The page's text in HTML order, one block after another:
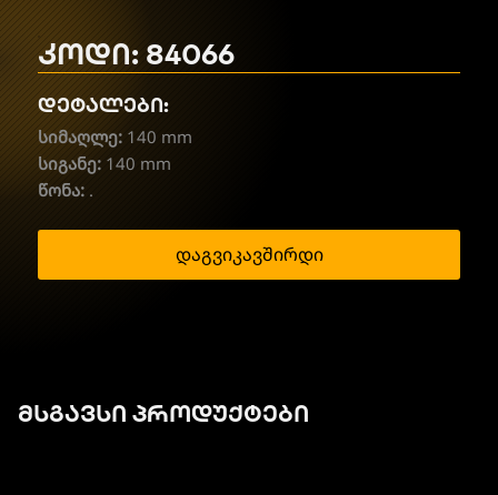
კოდი: 84066
დეტალები:
სიმაღლე: 140 mm
სიგანე: 140 mm
წონა: .
დაგვიკავშირდი
მსგავსი პროდუქტები